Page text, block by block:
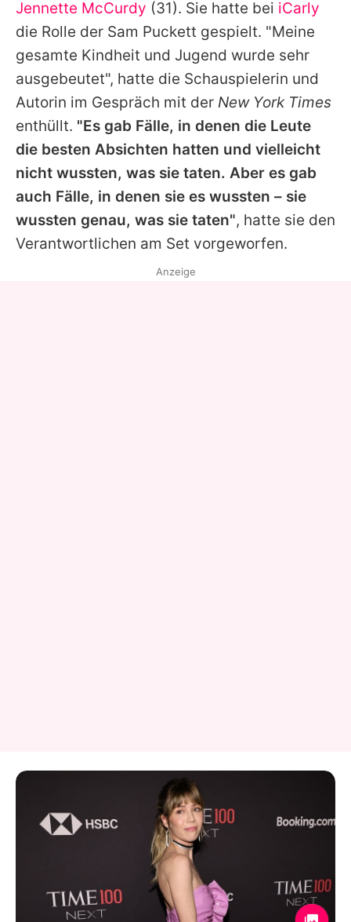
Jennette McCurdy (31). Sie hatte bei iCarly
die Rolle der Sam Puckett gespielt. "Meine
gesamte Kindheit und Jugend wurde sehr
ausgebeutet", hatte die Schauspielerin und
Autorin im Gespräch mit der New York Times
enthüllt. "Es gab Fälle, in denen die Leute
die besten Absichten hatten und vielleicht
nicht wussten, was sie taten. Aber es gab
auch Fälle, in denen sie es wussten – sie
wussten genau, was sie taten", hatte sie den
Verantwortlichen am Set vorgeworfen.
Anzeige